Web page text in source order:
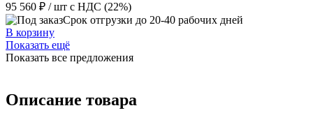
95 560 ₽ / шт с НДС (22%)
Срок отгрузки до 20-40 рабочих дней
В корзину
Показать ещё
Показать все предложения
Описание товара